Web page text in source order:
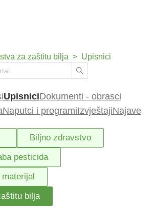
za zaštitu bilja > Upisnici
UpisniciDokumenti - obrasci
Naputci i programiIzvještajiNajave
Biljno zdravstvo
pesticida
bilja